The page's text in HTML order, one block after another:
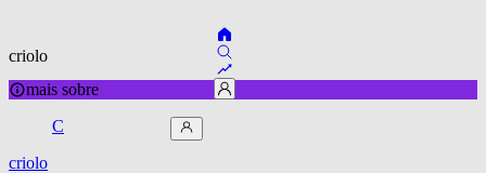
criolo
mais sobre
C
criolo